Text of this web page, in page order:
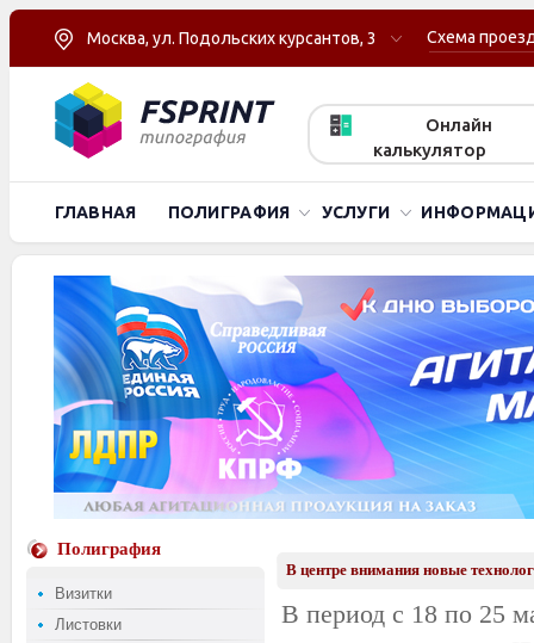
Москва, ул. Подольских курсантов, 3 Схема
Онлайн
калькулятор
ГЛАВНАЯ ПОЛИГРАФИЯ УСЛУГИ
Полиграфия
Визитки
Листовки
В центре внимания новые
В период с 18 по 25